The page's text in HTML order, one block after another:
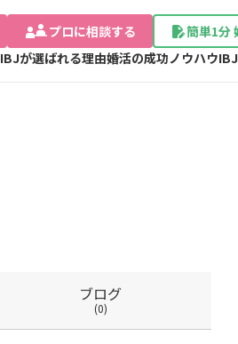
プロに相談する
簡単1分
IBJが選ばれる理由婚活の成功ノウハウ
ブログ
(0)